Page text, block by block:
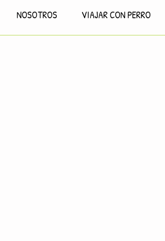
NOSOTROS VIAJAR CON PERRO